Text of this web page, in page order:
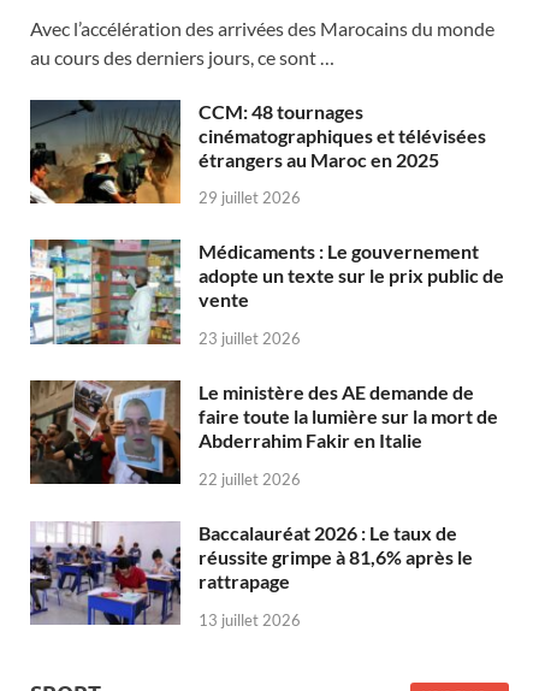
Avec l’accélération des arrivées des Marocains du monde
au cours des derniers jours, ce sont …
CCM: 48 tournages
cinématographiques et télévisées
étrangers au Maroc en 2025
29 juillet 2026
Médicaments : Le gouvernement
adopte un texte sur le prix public de
vente
23 juillet 2026
Le ministère des AE demande de
faire toute la lumière sur la mort de
Abderrahim Fakir en Italie
22 juillet 2026
Baccalauréat 2026 : Le taux de
réussite grimpe à 81,6% après le
rattrapage
13 juillet 2026